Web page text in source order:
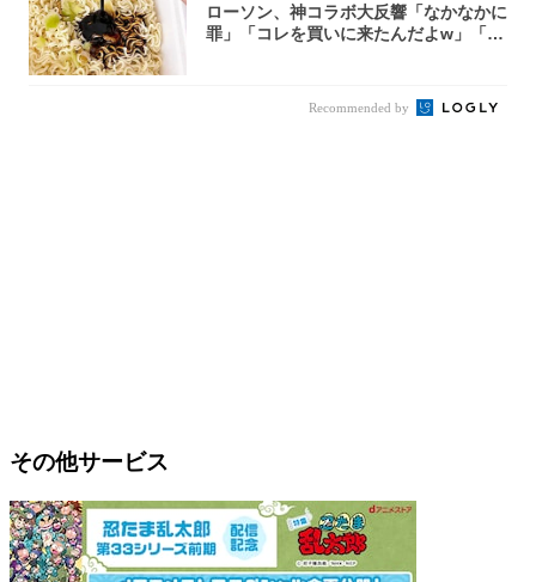
ローソン、神コラボ大反響「なかなかに
罪」「コレを買いに来たんだよw」「３
Recommended by
その他サービス